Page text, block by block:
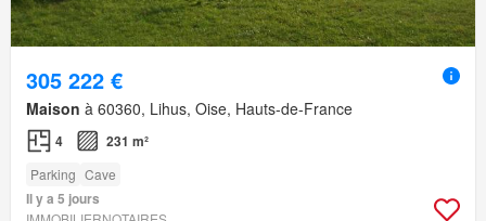
305 222 €
Maison à 60360, Lihus, Oise, Hauts-de-France
4 231 m²
Parking Cave
Il y a 5 jours